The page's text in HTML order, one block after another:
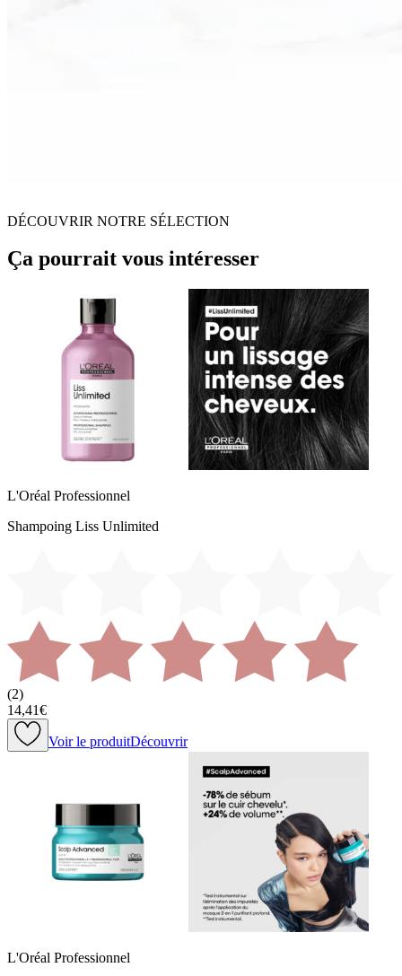
DÉCOUVRIR NOTRE SÉLECTION
Ça pourrait vous intéresser
L'Oréal Professionnel
Shampoing Liss Unlimited
(2)
14,41€
Voir le produitDécouvrir
L'Oréal Professionnel